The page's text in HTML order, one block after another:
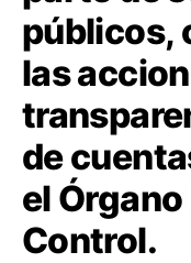
públicos,
las
de
el
Control.